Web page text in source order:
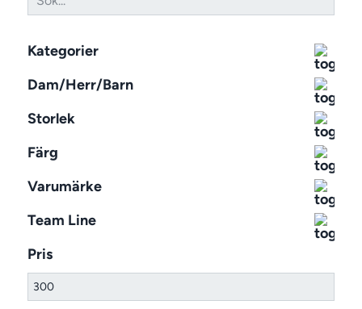
Kategorier
Dam/Herr/Barn
Storlek
Färg
Varumärke
Team Line
Pris